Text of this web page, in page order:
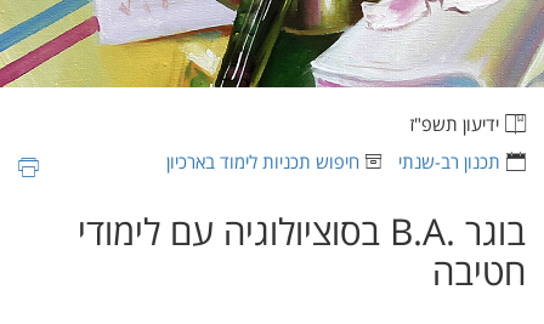
ידיעון תשפ"ז
תכנון רב-שנתי
חיפוש תכניות לימוד בארכיון
בוגר ‏B.A.‎ בסוציולוגיה עם לימודי
חטיבה